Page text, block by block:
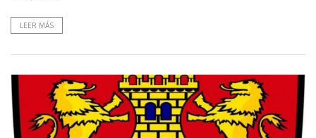
LEER MÁS